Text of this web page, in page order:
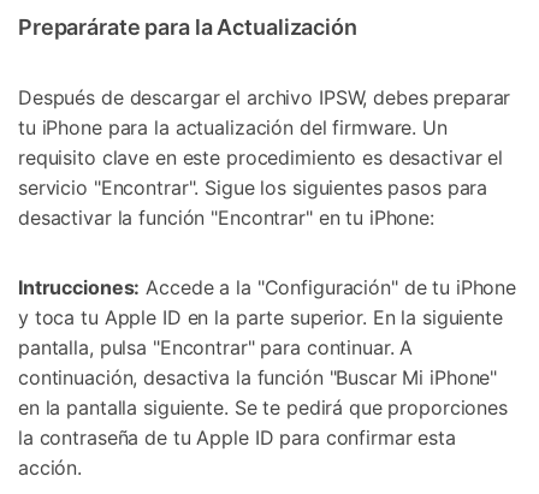
Preparárate para la Actualización
Después de descargar el archivo IPSW, debes preparar
tu iPhone para la actualización del firmware. Un
requisito clave en este procedimiento es desactivar el
servicio "Encontrar". Sigue los siguientes pasos para
desactivar la función "Encontrar" en tu iPhone:
Intrucciones: Accede a la "Configuración" de tu iPhone
y toca tu Apple ID en la parte superior. En la siguiente
pantalla, pulsa "Encontrar" para continuar. A
continuación, desactiva la función "Buscar Mi iPhone"
en la pantalla siguiente. Se te pedirá que proporciones
la contraseña de tu Apple ID para confirmar esta
acción.